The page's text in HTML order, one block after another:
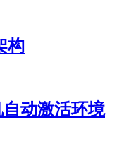
构
动激活环境